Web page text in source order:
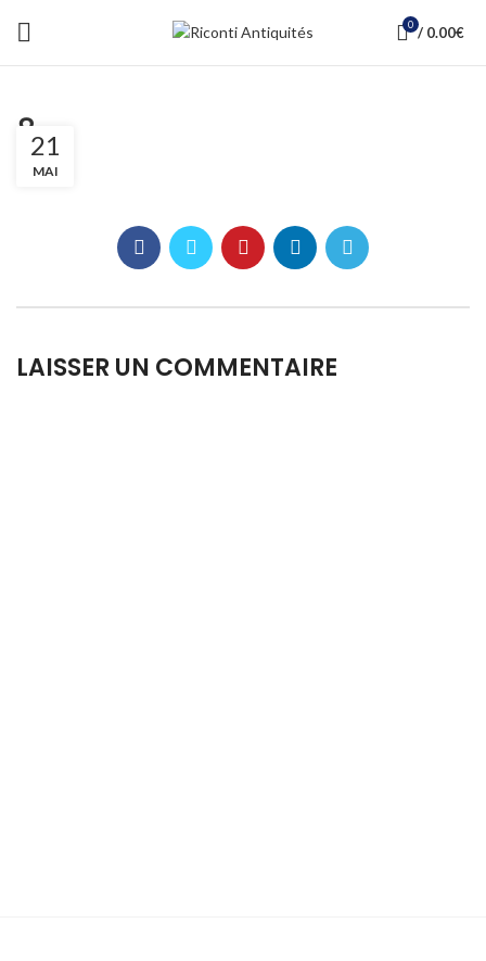
0 / 0.00€
821
MAI
LAISSER UN COMMENTAIRE